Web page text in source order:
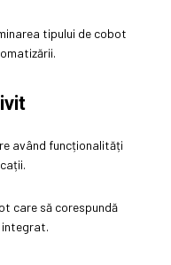
tipului de cobot
având funcționalități
care să corespundă
integrat.